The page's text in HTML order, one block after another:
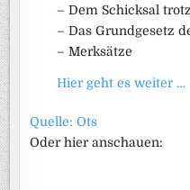
– Dem Schicksal
– Das Grundgesetz
– Merksätze
Hier geht es weiter …
Quelle: Ots
Oder hier anschauen: